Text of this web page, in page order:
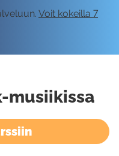
Voit kokeilla 7
musiikissa